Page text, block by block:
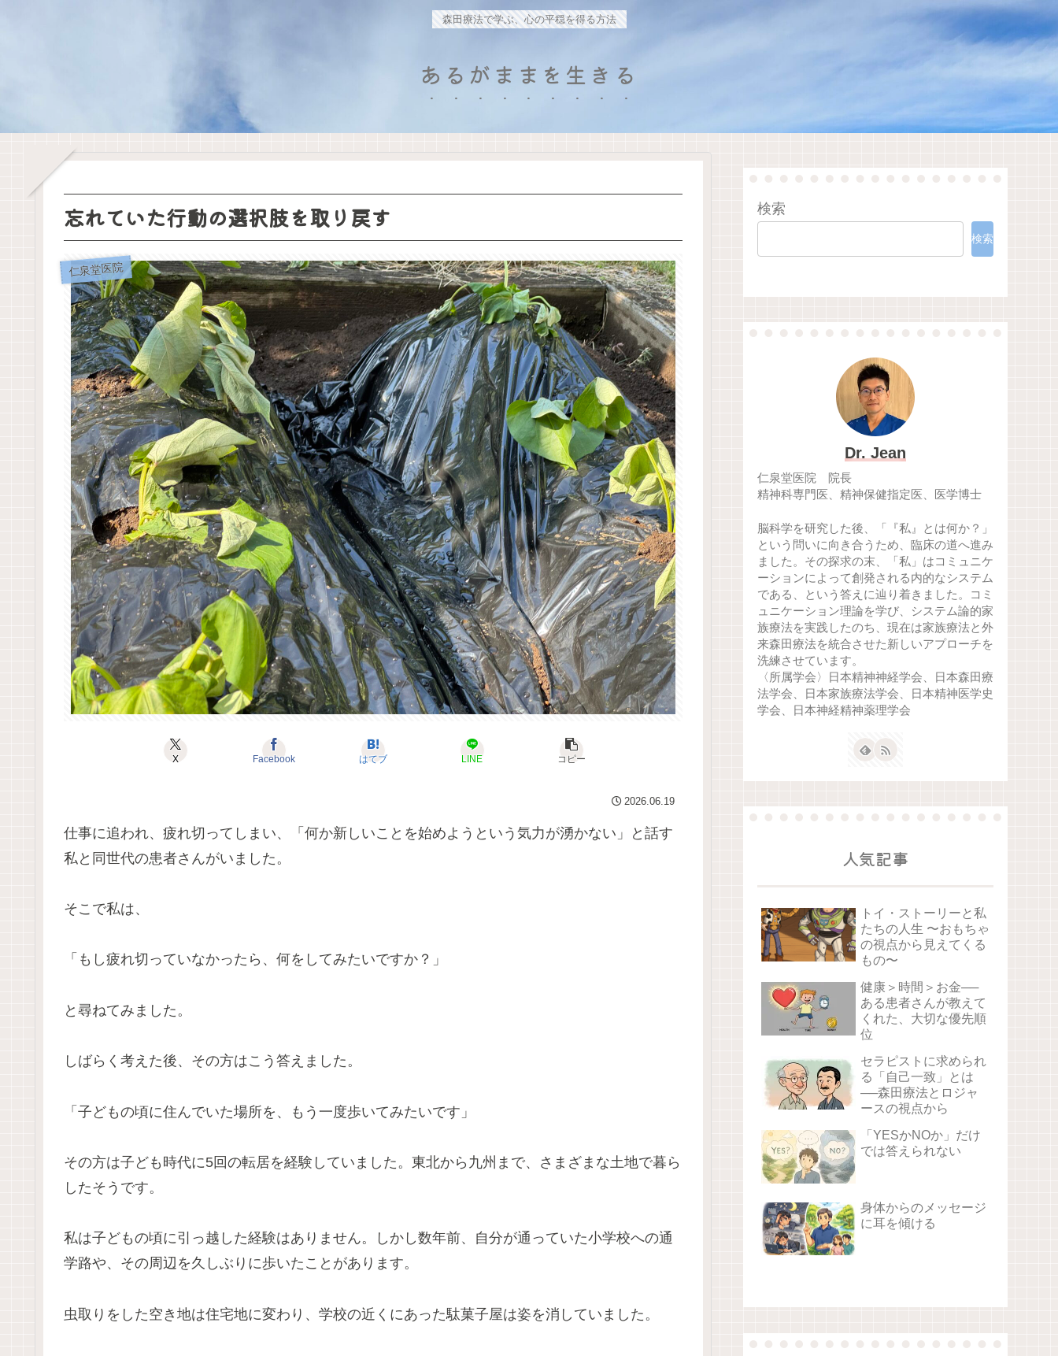
森田療法で学ぶ、心の平穏を得る方法
あるがままを生きる
忘れていた行動の選択肢を取り戻す
仁泉堂医院
X Facebook はてブ LINE コピー
2026.06.19
仕事に追われ、疲れ切ってしまい、「何か新しいことを始めようという気力が湧かない」と話す
私と同世代の患者さんがいました。
そこで私は、
「もし疲れ切っていなかったら、何をしてみたいですか？」
と尋ねてみました。
しばらく考えた後、その方はこう答えました。
「子どもの頃に住んでいた場所を、もう一度歩いてみたいです」
その方は子ども時代に5回の転居を経験していました。東北から九州まで、さまざまな土地で暮ら
したそうです。
私は子どもの頃に引っ越した経験はありません。しかし数年前、自分が通っていた小学校への通
学路や、その周辺を久しぶりに歩いたことがあります。
虫取りをした空き地は住宅地に変わり、学校の近くにあった駄菓子屋は姿を消していました。
検索
検索
Dr. Jean
仁泉堂医院 院長
精神科専門医、精神保健指定医、医学博士
脳科学を研究した後、「『私』とは何か？」
という問いに向き合うため、臨床の道へ進み
ました。その探求の末、「私」はコミュニケ
ーションによって創発される内的なシステム
である、という答えに辿り着きました。コミ
ュニケーション理論を学び、システム論的家
族療法を実践したのち、現在は家族療法と外
来森田療法を統合させた新しいアプローチを
洗練させています。
〈所属学会〉日本精神神経学会、日本森田療
法学会、日本家族療法学会、日本精神医学史
学会、日本神経精神薬理学会
人気記事
トイ・ストーリーと私
たちの人生 〜おもちゃ
の視点から見えてくる
もの〜
健康＞時間＞お金──
ある患者さんが教えて
くれた、大切な優先順
位
セラピストに求められ
る「自己一致」とは
──森田療法とロジャ
ースの視点から
「YESかNOか」だけ
では答えられない
身体からのメッセージ
に耳を傾ける